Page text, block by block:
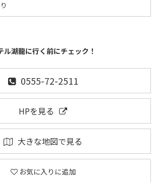
ル湖龍に行く前にチェック！
0555-72-2511
HPを見る
大きな地図で見る
お気に入りに追加